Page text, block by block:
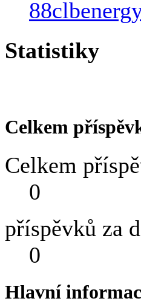
Statistiky
Celkem
Celkem
0
příspěvků za
0
Hlavní